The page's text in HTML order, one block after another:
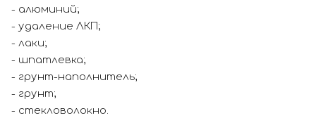
- алюминий;
- удаление ЛКП;
- лаки;
- шпатлевка;
- грунт-наполнитель;
- грунт;
- стекловолокно.